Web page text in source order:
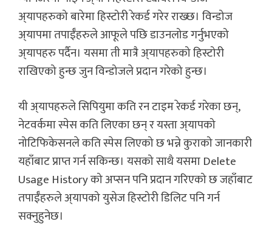
अ्यापहरुको बारेमा हिस्टोरी रेकर्ड गरेर राख्छ। विन्डोज
अ्यापमा तपाईँहरुले आफूले पछि डाउनलोड गर्नुभएको
अ्यापहरु पर्दैन। यसमा ती मात्रै अ्यापहरुको हिस्टोरी
राखिएको हुन्छ जुन विन्डोजले प्रदान गरेको हुन्छ।
यी अ्यापहरुले सिपियुमा कति रन टाइम रेकर्ड गरेका छन्,
नेटवर्कमा स्पेस कति लिएका छन् र यस्ता अ्यापको
नोटिफिकेसनले कति स्पेस लिएको छ भन्ने कुराको जानकारी
यहाँबाट प्राप्त गर्न सकिन्छ। यसको साथै यसमा Delete
Usage History को अप्सन पनि प्रदान गरिएको छ जहाँबाट
तपाईँहरुले अ्यापको युसेज हिस्टोरी डिलिट पनि गर्न
सक्नुहुनेछ।